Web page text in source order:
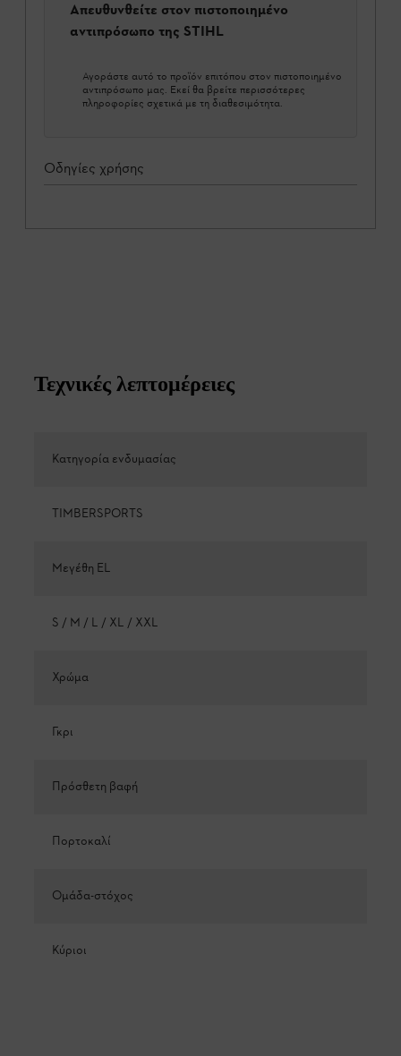
Απευθυνθείτε στον πιστοποιημένο
αντιπρόσωπο της STIHL
Αγοράστε αυτό το προϊόν επιτόπου στον πιστοποιημένο
αντιπρόσωπο μας. Εκεί θα βρείτε περισσότερες
πληροφορίες σχετικά με τη διαθεσιμότητα.
Οδηγίες χρήσης
Τεχνικές λεπτομέρειες
Κατηγορία ενδυμασίας
TIMBERSPORTS
Μεγέθη EL
S / M / L / XL / XXL
Χρώμα
Γκρι
Πρόσθετη βαφή
Πορτοκαλί
Ομάδα-στόχος
Κύριοι